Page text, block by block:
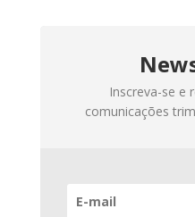
Inscreva-se e
comunicações